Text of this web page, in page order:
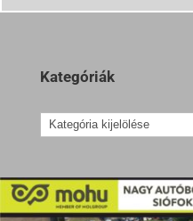
Kategóriák
Kategóriák